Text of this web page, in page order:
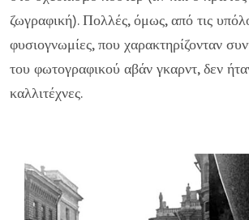
ζωγραφική). Πολλές, όμως, από τις
φυσιογνωμίες, που χαρακτηρίζονταν
του φωτογραφικού αβάν γκαρντ, δεν
καλλιτέχνες.